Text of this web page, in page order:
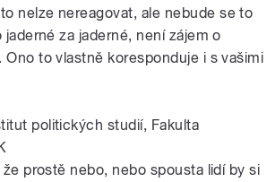
nelze nereagovat, ale nebude se to
za jaderné, není zájem o
Ono to vlastně koresponduje i s vašimi
politických studií, Fakulta
že prostě nebo, nebo spousta lidí by si